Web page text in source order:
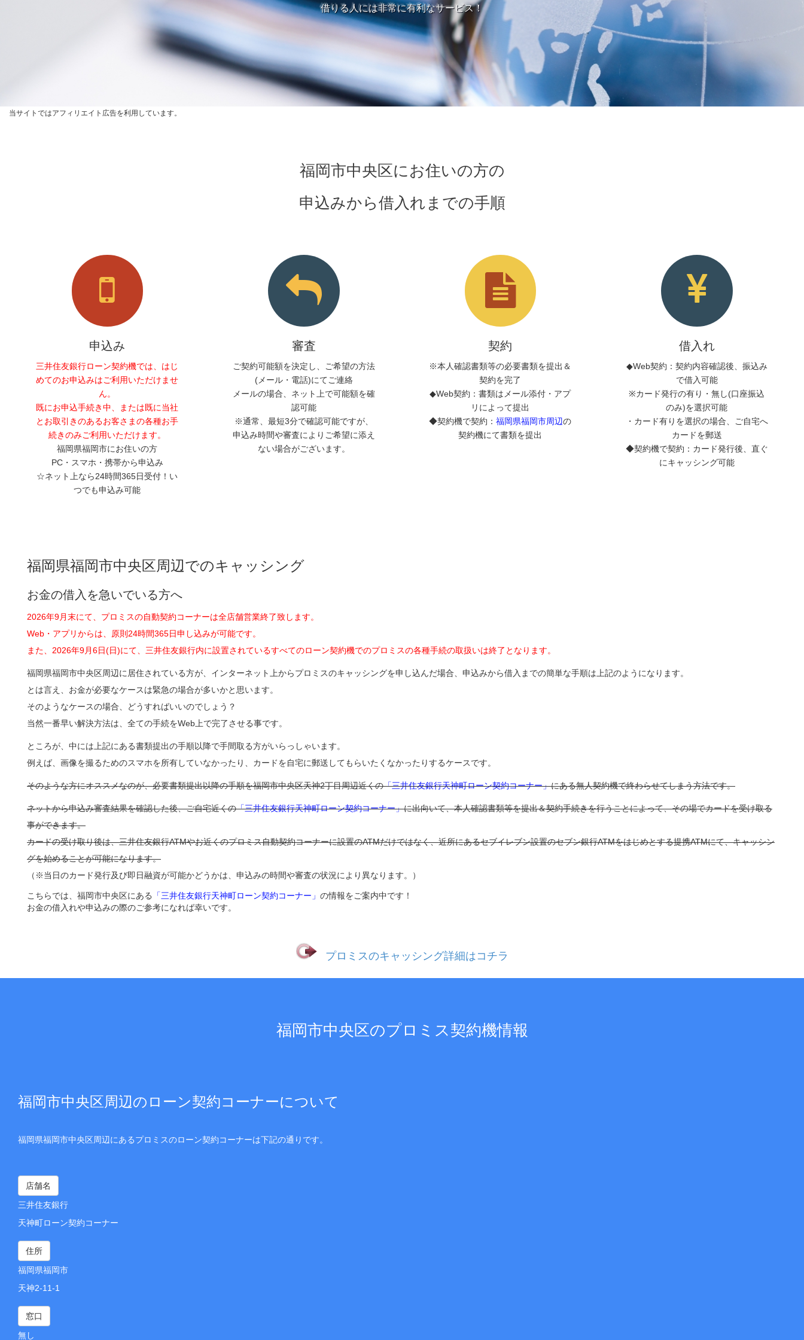
借りる人には非常に有利なサービス！
当サイトではアフィリエイト広告を利用しています。
福岡市中央区にお住いの方の
申込みから借入れまでの手順
申込み
三井住友銀行ローン契約機では、はじ
めてのお申込みはご利用いただけませ
ん。
既にお申込手続き中、または既に当社
とお取引きのあるお客さまの各種お手
続きのみご利用いただけます。
福岡県福岡市にお住いの方
PC・スマホ・携帯から申込み
☆ネット上なら24時間365日受付！い
つでも申込み可能
審査
ご契約可能額を決定し、ご希望の方法
(メール・電話)にてご連絡
メールの場合、ネット上で可能額を確
認可能
※通常、最短3分で確認可能ですが、
申込み時間や審査によりご希望に添え
ない場合がございます。
契約
※本人確認書類等の必要書類を提出＆
契約を完了
◆Web契約：書類はメール添付・アプ
リによって提出
◆契約機で契約：福岡県福岡市周辺の
契約機にて書類を提出
借入れ
◆Web契約：契約内容確認後、振込み
で借入可能
※カード発行の有り・無し(口座振込
のみ)を選択可能
・カード有りを選択の場合、ご自宅へ
カードを郵送
◆契約機で契約：カード発行後、直ぐ
にキャッシング可能
福岡県福岡市中央区周辺でのキャッシング
お金の借入を急いでいる方へ
2026年9月末にて、プロミスの自動契約コーナーは全店舗営業終了致します。
Web・アプリからは、原則24時間365日申し込みが可能です。
また、2026年9月6日(日)にて、三井住友銀行内に設置されているすべてのローン契約機でのプロミスの各種手続の取扱いは終了となります。
福岡県福岡市中央区周辺に居住されている方が、インターネット上からプロミスのキャッシングを申し込んだ場合、申込みから借入までの簡単な手順は上記のようになります。
とは言え、お金が必要なケースは緊急の場合が多いかと思います。
そのようなケースの場合、どうすればいいのでしょう？
当然一番早い解決方法は、全ての手続をWeb上で完了させる事です。
ところが、中には上記にある書類提出の手順以降で手間取る方がいらっしゃいます。
例えば、画像を撮るためのスマホを所有していなかったり、カードを自宅に郵送してもらいたくなかったりするケースです。
そのような方にオススメなのが、必要書類提出以降の手順を福岡市中央区天神2丁目周辺近くの「三井住友銀行天神町ローン契約コーナー」にある無人契約機で終わらせてしまう方法です。
ネットから申込み審査結果を確認した後、ご自宅近くの「三井住友銀行天神町ローン契約コーナー」に出向いて、本人確認書類等を提出＆契約手続きを行うことによって、その場でカードを受け取る
事ができます。
カードの受け取り後は、三井住友銀行ATMやお近くのプロミス自動契約コーナーに設置のATMだけではなく、近所にあるセブイレブン設置のセブン銀行ATMをはじめとする提携ATMにて、キャッシン
グを始めることが可能になります。
（※当日のカード発行及び即日融資が可能かどうかは、申込みの時間や審査の状況により異なります。）
こちらでは、福岡市中央区にある 「三井住友銀行天神町ローン契約コーナー」 の情報をご案内中です！
お金の借入れや申込みの際のご参考になれば幸いです。
プロミスのキャッシング詳細はコチラ
福岡市中央区のプロミス契約機情報
福岡市中央区周辺のローン契約コーナーについて
福岡県福岡市中央区周辺にあるプロミスのローン契約コーナーは下記の通りです。
店舗名
三井住友銀行
天神町ローン契約コーナー
住所
福岡県福岡市
天神2-11-1
窓口
無し